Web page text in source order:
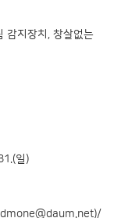
감지장치, 창살없는
일)
)/